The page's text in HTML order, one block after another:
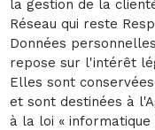
la gestion de la
Réseau qui reste
Données
repose sur l'intérêt
Elles sont
et sont destinées à
à la loi «